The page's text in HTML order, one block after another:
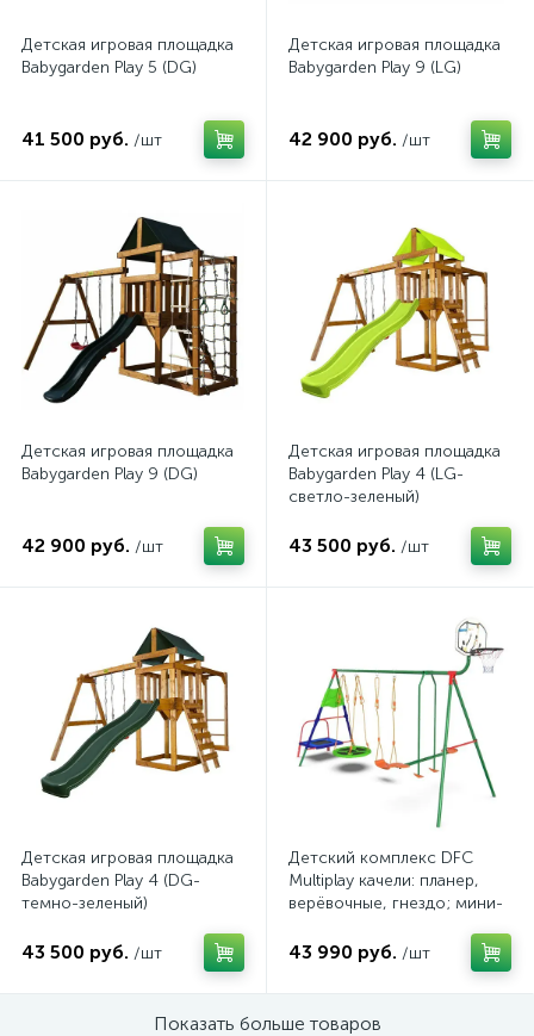
Детская игровая площадка
Babygarden Play 5 (DG)
41 500 руб. /шт
Детская игровая площадка
Babygarden Play 9 (LG)
42 900 руб. /шт
Детская игровая площадка
Babygarden Play 9 (DG)
42 900 руб. /шт
Детская игровая площадка
Babygarden Play 4 (LG-
светло-зеленый)
43 500 руб. /шт
Детская игровая площадка
Babygarden Play 4 (DG-
темно-зеленый)
43 500 руб. /шт
Детский комплекс DFC
Multiplay качели: планер,
верёвочные, гнездо; мини-
43 990 руб. /шт
Показать больше товаров